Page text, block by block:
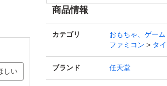
しい
商品情報
カテゴリ おもちゃ、ゲーム
ファミコン
タ
ブランド 任天堂